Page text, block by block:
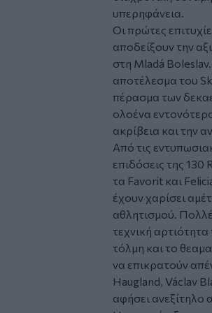
υπερηφάνεια.
Οι πρώτες
αποδείξουν την
στη Mladá
αποτέλεσμα του
πέρασμα των
ολοένα
ακρίβεια και την
Από τις
επιδόσεις της
τα Favorit και
έχουν χαρίσει
αθλητισμού.
τεχνική
τόλμη και το
να επικρατούν
Haugland, Václav
αφήσει